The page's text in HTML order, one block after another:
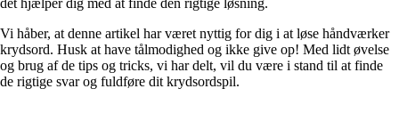
det hjælper dig med at finde den rigtige løsning.
Vi håber, at denne artikel har været nyttig for dig i at løse håndværker
krydsord. Husk at have tålmodighed og ikke give op! Med lidt øvelse
og brug af de tips og tricks, vi har delt, vil du være i stand til at finde
de rigtige svar og fuldføre dit krydsordspil.